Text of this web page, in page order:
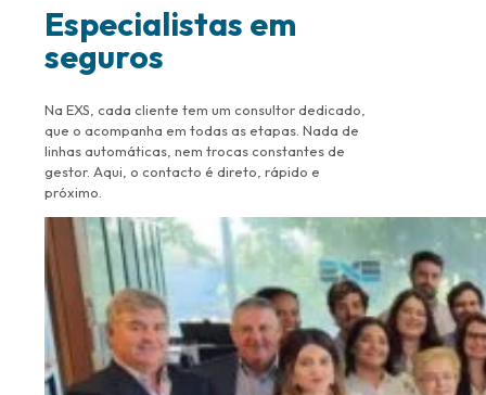
Especialistas em
seguros
Na EXS, cada cliente tem um consultor dedicado,
que o acompanha em todas as etapas. Nada de
linhas automáticas, nem trocas constantes de
gestor. Aqui, o contacto é direto, rápido e
próximo.